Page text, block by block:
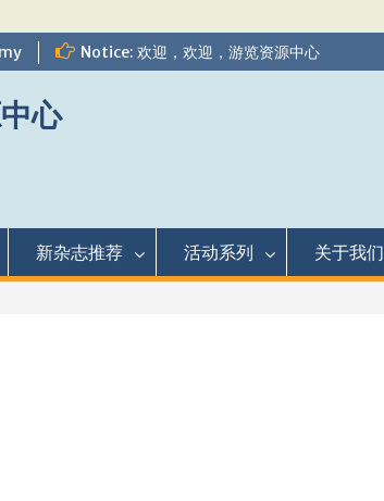
Notice: 欢迎，欢迎，游览资源中心
心
新杂志推荐 活动系列 关于我们